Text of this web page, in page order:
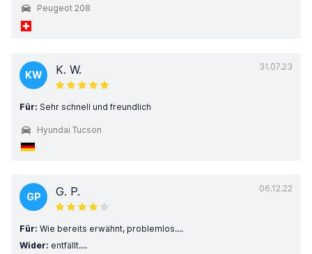
Peugeot 208
31.07.23
KW K. W.
Für: Sehr schnell und freundlich
Hyundai Tucson
06.12.22
GP G. P.
Für: Wie bereits erwähnt, problemlos....
Wider: entfällt....